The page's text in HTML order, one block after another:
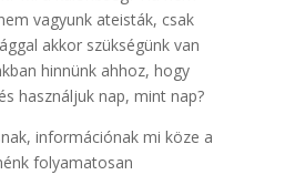
vagyunk ateisták, csak
akkor szükségünk van
hinnünk ahhoz, hogy
használjuk nap, mint nap?
információnak mi köze a
folyamatosan